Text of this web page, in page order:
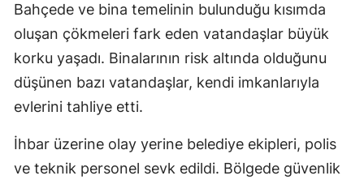
Bahçede ve bina temelinin bulunduğu kısımda
oluşan çökmeleri fark eden vatandaşlar büyük
korku yaşadı. Binalarının risk altında olduğunu
düşünen bazı vatandaşlar, kendi imkanlarıyla
evlerini tahliye etti.
İhbar üzerine olay yerine belediye ekipleri, polis
ve teknik personel sevk edildi. Bölgede güvenlik